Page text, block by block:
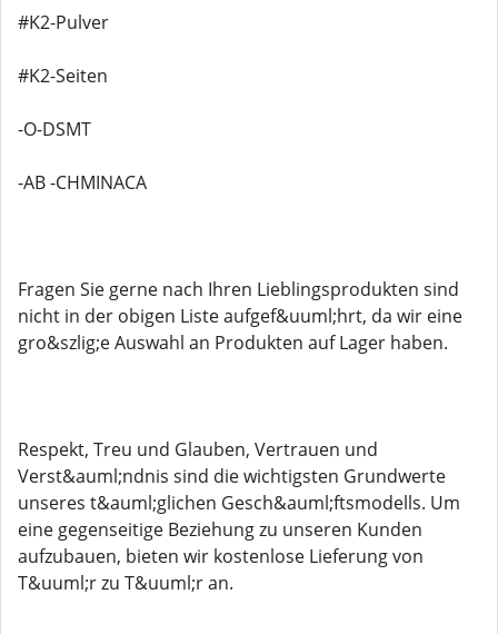
#K2-Pulver
#K2-Seiten
-O-DSMT
-AB -CHMINACA
Fragen Sie gerne nach Ihren Lieblingsprodukten sind
nicht in der obigen Liste aufgef&uuml;hrt, da wir eine
gro&szlig;e Auswahl an Produkten auf Lager haben.
Respekt, Treu und Glauben, Vertrauen und
Verst&auml;ndnis sind die wichtigsten Grundwerte
unseres t&auml;glichen Gesch&auml;ftsmodells. Um
eine gegenseitige Beziehung zu unseren Kunden
aufzubauen, bieten wir kostenlose Lieferung von
T&uuml;r zu T&uuml;r an.